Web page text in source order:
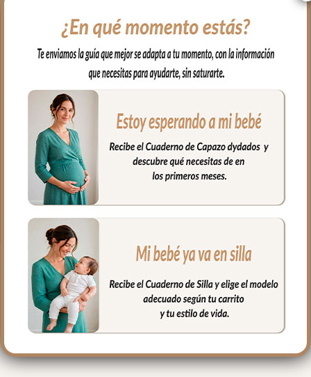
El complemento ideal para llevar a
nuestro bebe en brazos, para usar en el
capazo o en la cuna.
Por un lado, en tejido piqué bordado; un
piqué de algodón y por el otro puedes
elegir en piqué de algodón o en pelo corto
liso.
Puedes lavar a mano o en lavadora,
siempre agua fría, jabones no abrasivos y
secado al natural.
PRODUCTOS
RELACIONADOS